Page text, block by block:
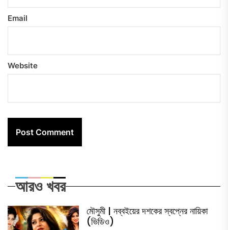
Email
Website
আরও খবর
মৌসুমী | নব্বইয়ের দশকের স্বপ্নের নায়িকা
(ভিডিও)